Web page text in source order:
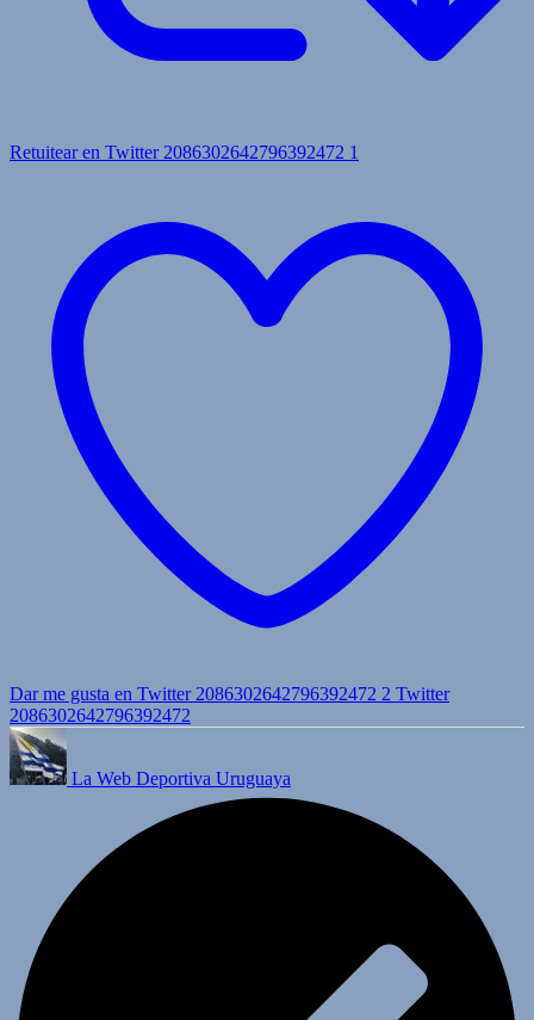
Retuitear en Twitter 2086302642796392472 1
Dar me gusta en Twitter 2086302642796392472 2 Twitter
2086302642796392472
La Web Deportiva Uruguaya